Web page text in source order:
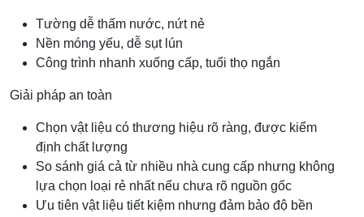
Tường dễ thấm nước, nứt nẻ
Nền móng yếu, dễ sụt lún
Công trình nhanh xuống cấp, tuổi thọ ngắn
Giải pháp an toàn
Chọn vật liệu có thương hiệu rõ ràng, được kiểm
định chất lượng
So sánh giá cả từ nhiều nhà cung cấp nhưng không
lựa chọn loại rẻ nhất nếu chưa rõ nguồn gốc
Ưu tiên vật liệu tiết kiệm nhưng đảm bảo độ bền